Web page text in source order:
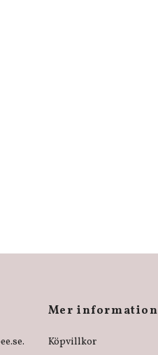
.
Mer information
Köpvillkor